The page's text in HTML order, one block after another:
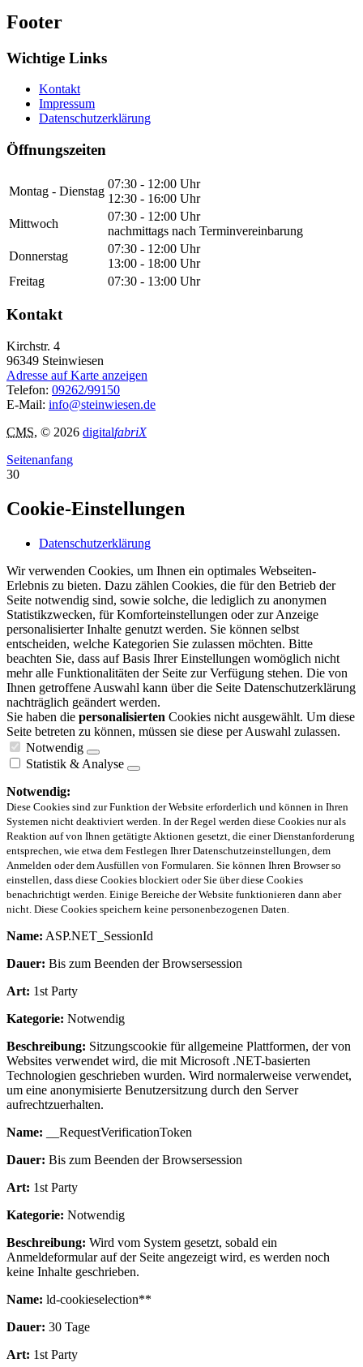
Footer
Wichtige Links
Kontakt
Impressum
Datenschutzerklärung
Öffnungszeiten
Montag - Dienstag
07:30 - 12:00 Uhr
12:30 - 16:00 Uhr
Mittwoch
07:30 - 12:00 Uhr
nachmittags nach Terminvereinbarung
Donnerstag
07:30 - 12:00 Uhr
13:00 - 18:00 Uhr
Freitag
07:30 - 13:00 Uhr
Kontakt
Kirchstr. 4
96349 Steinwiesen
Adresse auf Karte anzeigen
Telefon: 09262/99150
E-Mail: info@steinwiesen.de
CMS, © 2026 digitalfabriX
Seitenanfang
30
Cookie-Einstellungen
Datenschutzerklärung
Wir verwenden Cookies, um Ihnen ein optimales Webseiten-
Erlebnis zu bieten. Dazu zählen Cookies, die für den Betrieb der
Seite notwendig sind, sowie solche, die lediglich zu anonymen
Statistikzwecken, für Komforteinstellungen oder zur Anzeige
personalisierter Inhalte genutzt werden. Sie können selbst
entscheiden, welche Kategorien Sie zulassen möchten. Bitte
beachten Sie, dass auf Basis Ihrer Einstellungen womöglich nicht
mehr alle Funktionalitäten der Seite zur Verfügung stehen. Die von
Ihnen getroffene Auswahl kann über die Seite Datenschutzerklärung
nachträglich geändert werden.
Sie haben die personalisierten Cookies nicht ausgewählt. Um diese
Seite betreten zu können, müssen sie diese per Auswahl zulassen.
Notwendig
Statistik & Analyse
Notwendig:
Diese Cookies sind zur Funktion der Website erforderlich und können in Ihren
Systemen nicht deaktiviert werden. In der Regel werden diese Cookies nur als
Reaktion auf von Ihnen getätigte Aktionen gesetzt, die einer Dienstanforderung
entsprechen, wie etwa dem Festlegen Ihrer Datenschutzeinstellungen, dem
Anmelden oder dem Ausfüllen von Formularen. Sie können Ihren Browser so
einstellen, dass diese Cookies blockiert oder Sie über diese Cookies
benachrichtigt werden. Einige Bereiche der Website funktionieren dann aber
nicht. Diese Cookies speichern keine personenbezogenen Daten.
Name: ASP.NET_SessionId
Dauer: Bis zum Beenden der Browsersession
Art: 1st Party
Kategorie: Notwendig
Beschreibung: Sitzungscookie für allgemeine Plattformen, der von
Websites verwendet wird, die mit Microsoft .NET-basierten
Technologien geschrieben wurden. Wird normalerweise verwendet,
um eine anonymisierte Benutzersitzung durch den Server
aufrechtzuerhalten.
Name: __RequestVerificationToken
Dauer: Bis zum Beenden der Browsersession
Art: 1st Party
Kategorie: Notwendig
Beschreibung: Wird vom System gesetzt, sobald ein
Anmeldeformular auf der Seite angezeigt wird, es werden noch
keine Inhalte geschrieben.
Name: ld-cookieselection**
Dauer: 30 Tage
Art: 1st Party